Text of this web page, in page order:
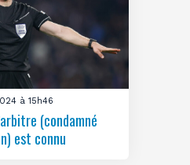
à 15h46
(condamné
est connu